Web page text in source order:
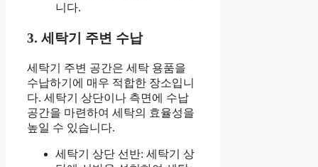
니다.
3. 세탁기 주변 수납
세탁기 주변 공간은 세탁 용품을
수납하기에 매우 적합한 장소입니
다. 세탁기 상단이나 측면에 수납
공간을 마련하여 세탁의 효율성을
높일 수 있습니다.
세탁기 상단 선반: 세탁기 상